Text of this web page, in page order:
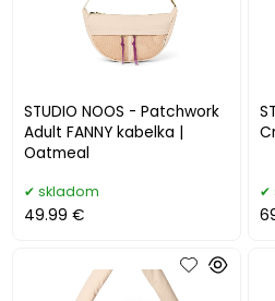
STUDIO NOOS - Patchwork
Adult FANNY kabelka |
Oatmeal
skladom
49.99 €